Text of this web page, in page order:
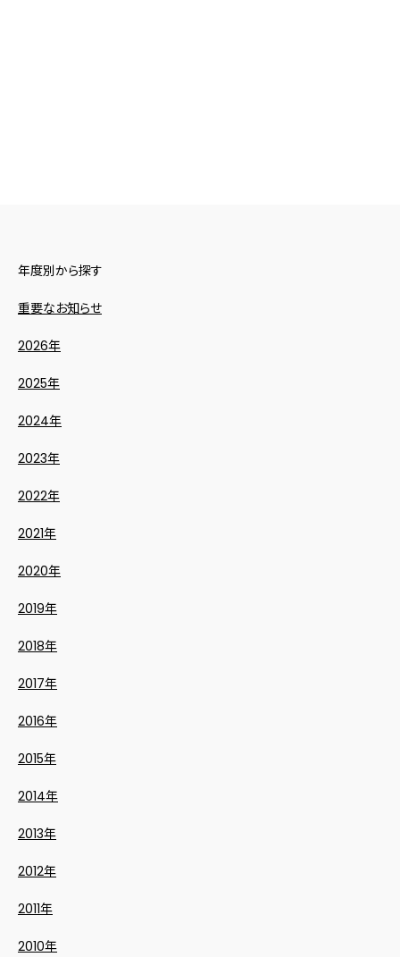
年度別から探す
重要なお知らせ
2026年
2025年
2024年
2023年
2022年
2021年
2020年
2019年
2018年
2017年
2016年
2015年
2014年
2013年
2012年
2011年
2010年